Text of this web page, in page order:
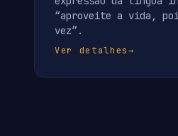
“aproveite a vida,
vez”.
Ver detalhes→